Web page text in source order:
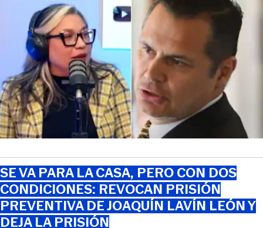
SE VA PARA LA CASA, PERO CON DOS
CONDICIONES: REVOCAN PRISIÓN
PREVENTIVA DE JOAQUÍN LAVÍN LEÓN Y
DEJA LA PRISIÓN